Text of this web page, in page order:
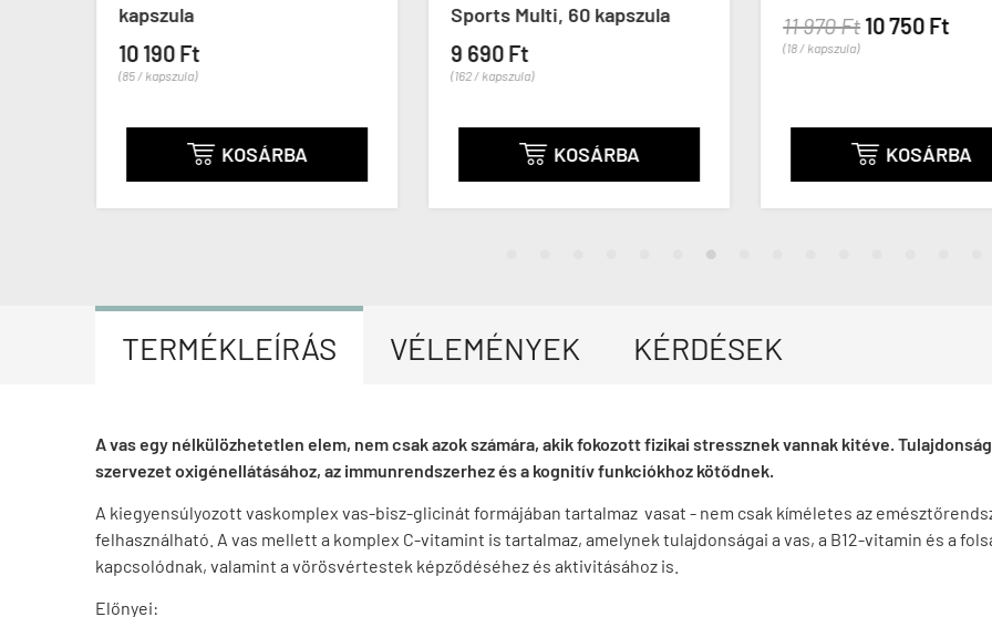
kapszula
10 190 Ft
(85 / kapszula)
 KOSÁRBA
Sports Multi, 60 kapszula
9 690 Ft
(162 / kapszula)
 KOSÁRBA
11 970 Ft 10 750 Ft
(18 / kapszula)
 KOSÁRBA
TERMÉKLEÍRÁS VÉLEMÉNYEK KÉRDÉSEK
A vas egy nélkülözhetetlen elem, nem csak azok számára, akik fokozott fizikai stressznek vannak kitéve.
szervezet oxigénellátásához, az immunrendszerhez és a kognitív funkciókhoz kötődnek.
A kiegyensúlyozott vaskomplex vas-bisz-glicinát formájában tartalmaz vasat - nem csak kíméletes az
felhasználható. A vas mellett a komplex C-vitamint is tartalmaz, amelynek tulajdonságai a vas, a B12-vitamin és a
kapcsolódnak, valamint a vörösvértestek képződéséhez és aktivitásához is.
Előnyei: